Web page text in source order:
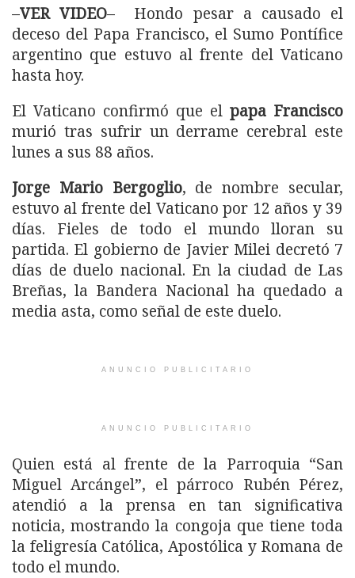
–VER VIDEO– Hondo pesar a causado el
deceso del Papa Francisco, el Sumo Pontífice
argentino que estuvo al frente del Vaticano
hasta hoy.
El Vaticano confirmó que el papa Francisco
murió tras sufrir un derrame cerebral este
lunes a sus 88 años.
Jorge Mario Bergoglio, de nombre secular,
estuvo al frente del Vaticano por 12 años y 39
días. Fieles de todo el mundo lloran su
partida. El gobierno de Javier Milei decretó 7
días de duelo nacional. En la ciudad de Las
Breñas, la Bandera Nacional ha quedado a
media asta, como señal de este duelo.
ANUNCIO PUBLICITARIO
ANUNCIO PUBLICITARIO
Quien está al frente de la Parroquia “San
Miguel Arcángel”, el párroco Rubén Pérez,
atendió a la prensa en tan significativa
noticia, mostrando la congoja que tiene toda
la feligresía Católica, Apostólica y Romana de
todo el mundo.